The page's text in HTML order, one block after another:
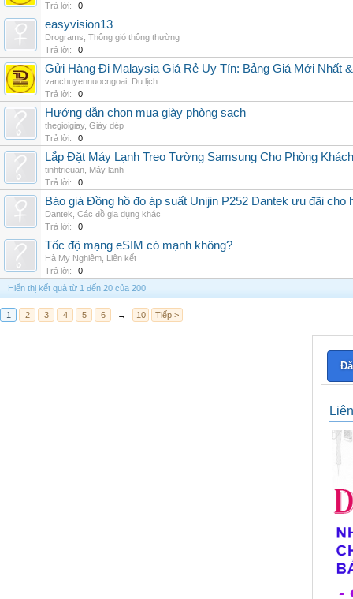
Trả lời:
0
easyvision13
Drograms Thông gió thông thường
Trả lời:
0
Gửi Hàng Đi Malaysia Giá Rẻ Uy Tín: Bảng Giá Mới Nhất
vanchuyennuocngoai Du lịch
Trả lời:
0
Hướng dẫn chọn mua giày phòng sạch
thegioigiay, Giày dép
Trả lời:
0
Lắp Đặt Máy Lạnh Treo Tường Samsung Cho Phòng Khách
tinhtrieuan Máy lạnh
Trả lời:
0
Báo giá Đồng hồ đo áp suất Unijin P252 Dantek ưu đãi cho
Dantek Các đồ gia dụng khác
Trả lời:
0
Tốc độ mạng eSIM có mạnh không?
Hà My Nghiêm Liên kết
Trả lời:
0
Hiển thị kết quả từ 1 đến 20 của 200
1 2 3 4 5 6 → 10 Tiếp >